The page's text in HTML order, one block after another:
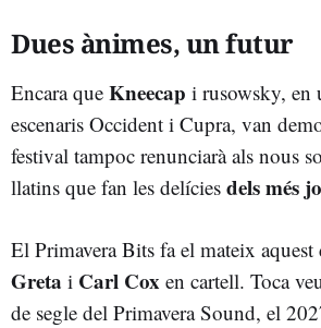
Dues ànimes, un futur
Encara que Kneecap i rusowsky, en
escenaris Occident i Cupra, van
festival tampoc renunciarà als nous
llatins que fan les delícies dels més
El Primavera Bits fa el mateix
Greta i Carl Cox en cartell. Toca
de segle del Primavera Sound, el